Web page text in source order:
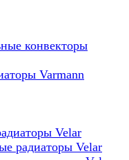
конвекторы
Varmann
Velar
радиаторы Velar